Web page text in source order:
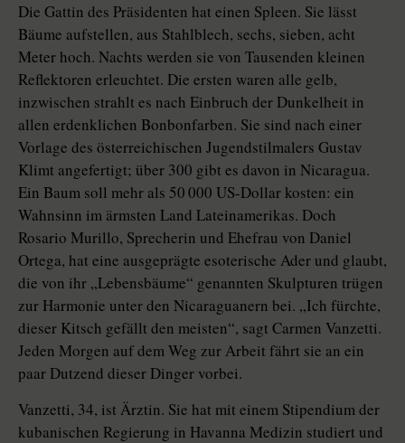
Die Gattin des Präsidenten hat einen Spleen. Sie lässt
Bäume aufstellen, aus Stahlblech, sechs, sieben, acht
Meter hoch. Nachts werden sie von Tausenden kleinen
Reflektoren erleuchtet. Die ersten waren alle gelb,
inzwischen strahlt es nach Einbruch der Dunkelheit in
allen erdenklichen Bonbonfarben. Sie sind nach einer
Vorlage des österreichischen Jugendstilmalers Gustav
Klimt angefertigt; über 300 gibt es davon in Nicaragua.
Ein Baum soll mehr als 50 000 US-Dollar kosten: ein
Wahnsinn im ärmsten Land Lateinamerikas. Doch
Rosario Murillo, Sprecherin und Ehefrau von Daniel
Ortega, hat eine ausgeprägte esoterische Ader und glaubt,
die von ihr „Lebensbäume“ genannten Skulpturen trügen
zur Harmonie unter den Nicaraguanern bei. „Ich fürchte,
dieser Kitsch gefällt den meisten“, sagt Carmen Vanzetti.
Jeden Morgen auf dem Weg zur Arbeit fährt sie an ein
paar Dutzend dieser Dinger vorbei.
Vanzetti, 34, ist Ärztin. Sie hat mit einem Stipendium der
kubanischen Regierung in Havanna Medizin studiert und